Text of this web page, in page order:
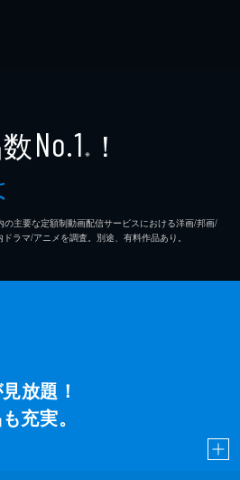
No.1 ※ ！
主要な定額制動画配信サービスにおける洋画/邦画/
ラマ/アニメを調査。別途、有料作品あり。
放題！
充実。